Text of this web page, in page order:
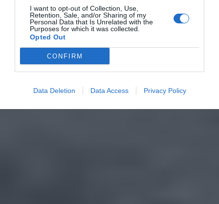
I want to opt-out of Collection, Use,
Retention, Sale, and/or Sharing of my
Personal Data that Is Unrelated with the
Purposes for which it was collected.
Opted Out
CONFIRM
Data Deletion Data Access Privacy Policy